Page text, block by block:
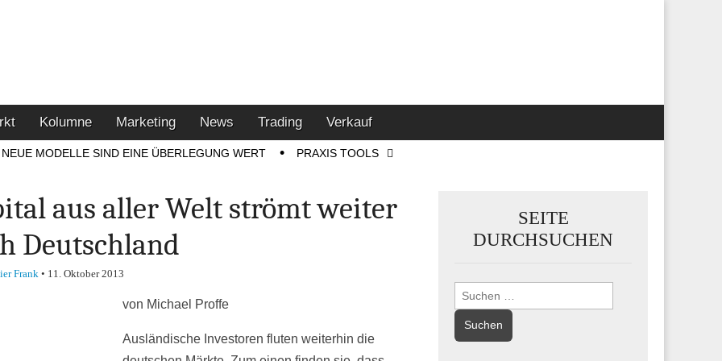
Kolumne Marketing News Trading Verkauf
NEUE MODELLE SIND EINE ÜBERLEGUNG WERT PRAXIS TOOLS
aus aller Welt strömt weiter
Deutschland
Frank• 11. Oktober 2013
von Michael Proffe
Ausländische Investoren fluten weiterhin die
SEITE
DURCHSUCHEN
Suchen
nach: